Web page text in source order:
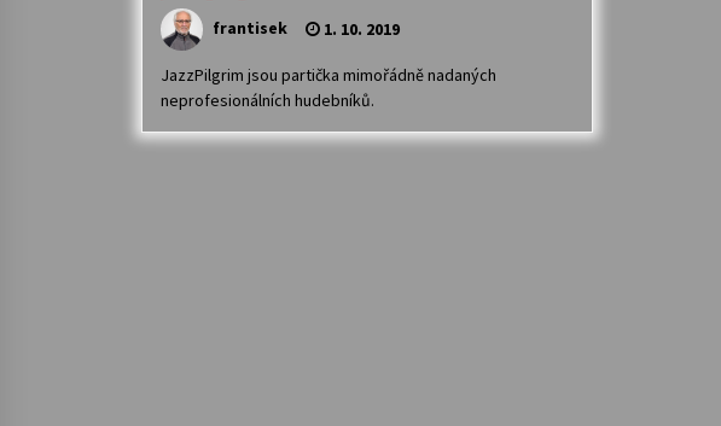
frantisek 1. 10. 2019
JazzPilgrim jsou partička mimořádně nadaných
neprofesionálních hudebníků.